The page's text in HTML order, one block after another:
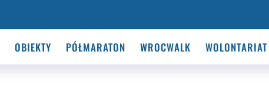
OBIEKTY PÓŁMARATON WROCWALK WOLONTARIAT